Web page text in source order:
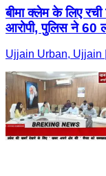
बीमा क्लेम के लिए
आरोपी, पुलिस ने 60
Ujjain Urban, Ujjain